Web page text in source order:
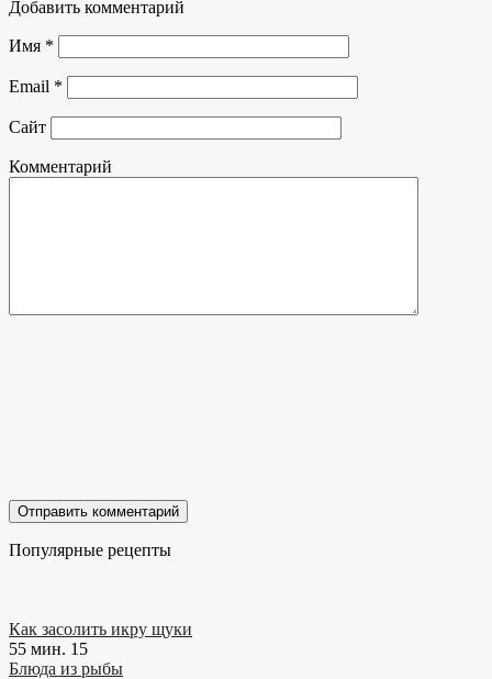
Добавить комментарий
Имя *
Email *
Сайт
Комментарий
Популярные рецепты
Как засолить икру щуки
55 мин. 15
Блюда из рыбы